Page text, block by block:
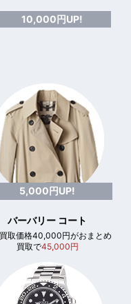
10,000円UP!
5,000円UP!
バーバリー コート
取価格40,000円がおまとめ
買取で45,000円